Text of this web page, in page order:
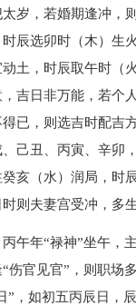
岁，若婚期逢冲，
时辰选卯时（木）生
土，时辰取午时（
吉日非万能，若个
已，则选吉时配吉
、己丑、丙寅、辛卯
癸亥（水）润局，时
则夫妻宫受冲，多生
午年“禄神”坐午，
伤官见官”，则职场
”，如初五丙辰日，